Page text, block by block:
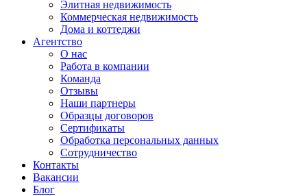
Элитная недвижимость
Коммерческая недвижимость
Дома и коттеджи
Агентство
О нас
Работа в компании
Команда
Отзывы
Наши партнеры
Образцы договоров
Сертификаты
Обработка персональных данных
Сотрудничество
Контакты
Вакансии
Блог